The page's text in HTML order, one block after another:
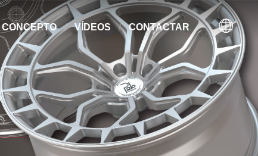
CONCEPTO VÍDEOS CONTACTAR